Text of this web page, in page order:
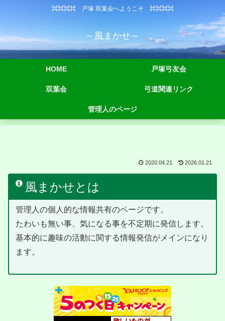
⌘⌘⌘⌘ 戸塚 双葉会へようこそ ⌘⌘⌘⌘
～風まかせ～
HOME 戸塚弓友会
双葉会 弓道関連リンク
管理人のページ
2020.04.21 2026.01.21
風まかせとは
管理人の個人的な情報共有のページです。
たわいも無い事、気になる事を不定期に発信します。
基本的に趣味の活動に関する情報発信がメインになり
ます。